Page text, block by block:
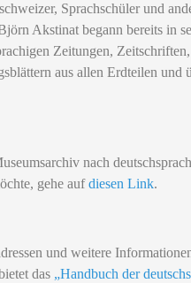
Sprachschüler und
Akstinat begann bereits in
Zeitungen,
aus allen Erdteilen und
nach
gehe aufdiesen Link.
und weitere
das „Handbuch der